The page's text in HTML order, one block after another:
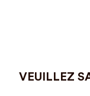
VEUILLEZ